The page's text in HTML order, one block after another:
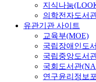
지식나눔
의학전자도서
유관기관 사이트
교육부(MOE)
국립장애인도
국립중앙도서
국회도서관
연구윤리정보